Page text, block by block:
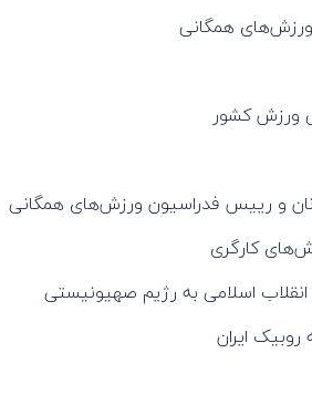
ورزش کشور
و رییس فدراسیون ورزش‌های همگانی
کارگری
اسلامی به رژیم صهیونیستی
ایران